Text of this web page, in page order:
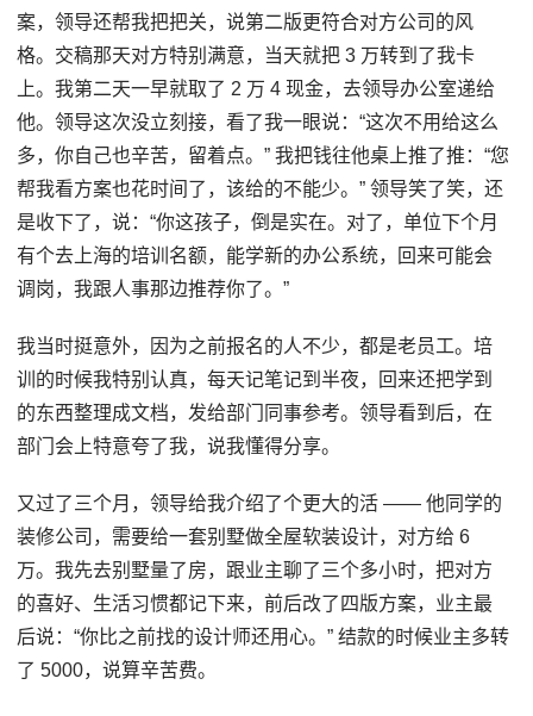
案，领导还帮我把把关，说第二版更符合对方公司的风
格。交稿那天对方特别满意，当天就把 3 万转到了我卡
上。我第二天一早就取了 2 万 4 现金，去领导办公室递给
他。领导这次没立刻接，看了我一眼说：“这次不用给这么
多，你自己也辛苦，留着点。” 我把钱往他桌上推了推：“您
帮我看方案也花时间了，该给的不能少。” 领导笑了笑，还
是收下了，说：“你这孩子，倒是实在。对了，单位下个月
有个去上海的培训名额，能学新的办公系统，回来可能会
调岗，我跟人事那边推荐你了。”
我当时挺意外，因为之前报名的人不少，都是老员工。培
训的时候我特别认真，每天记笔记到半夜，回来还把学到
的东西整理成文档，发给部门同事参考。领导看到后，在
部门会上特意夸了我，说我懂得分享。
又过了三个月，领导给我介绍了个更大的活 —— 他同学的
装修公司，需要给一套别墅做全屋软装设计，对方给 6
万。我先去别墅量了房，跟业主聊了三个多小时，把对方
的喜好、生活习惯都记下来，前后改了四版方案，业主最
后说：“你比之前找的设计师还用心。” 结款的时候业主多转
了 5000，说算辛苦费。